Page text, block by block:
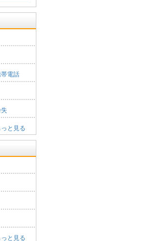
電話
っと見る
っと見る